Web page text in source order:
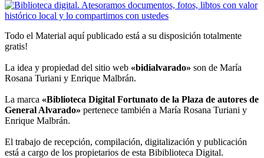
Todo el Material aquí publicado está a su disposición totalmente
gratis!
La idea y propiedad del sitio web «bidialvarado» son de María
Rosana Turiani y Enrique Malbrán.
La marca «Biblioteca Digital Fortunato de la Plaza de autores de
General Alvarado» pertenece también a María Rosana Turiani y
Enrique Malbrán.
El trabajo de recepción, compilación, digitalización y publicación
está a cargo de los propietarios de esta Bibiblioteca Digital.